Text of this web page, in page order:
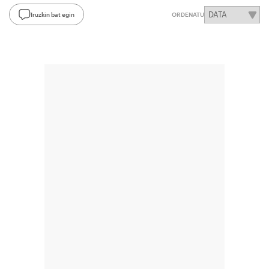
Iruzkin bat egin ORDENATU